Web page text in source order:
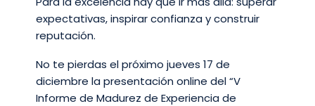
expectativas, inspirar confianza y construir
reputación.
No te pierdas el próximo jueves 17 de
diciembre la presentación online del “V
Informe de Madurez de Experiencia de